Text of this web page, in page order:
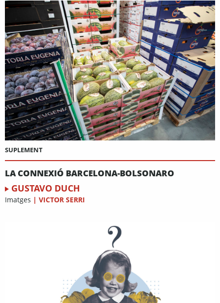
SUPLEMENT
LA CONNEXIÓ BARCELONA-BOLSONARO
GUSTAVO DUCH
Imatges | VICTOR SERRI